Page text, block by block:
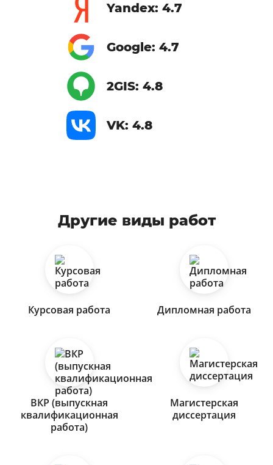
Yandex: 4.7
Google: 4.7
2GIS: 4.8
VK: 4.8
Другие виды работ
Курсовая работа Дипломная работа
ВКР (выпускная
квалификационная
работа)
Магистерская
диссертация